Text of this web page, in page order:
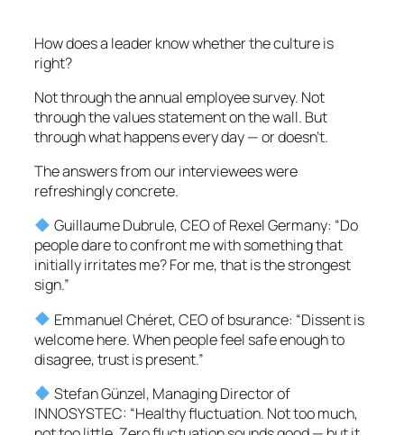
How does a leader know whether the culture is
right?
Not through the annual employee survey. Not
through the values statement on the wall. But
through what happens every day — or doesn’t.
The answers from our interviewees were
refreshingly concrete.
Guillaume Dubrule, CEO of Rexel Germany: “Do
people dare to confront me with something that
initially irritates me? For me, that is the strongest
sign.”
Emmanuel Chéret, CEO of bsurance: “Dissent is
welcome here. When people feel safe enough to
disagree, trust is present.”
Stefan Günzel, Managing Director of
INNOSYSTEC: “Healthy fluctuation. Not too much,